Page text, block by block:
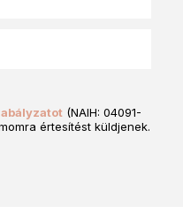
(NAIH: 04091-
értesítést küldjenek.